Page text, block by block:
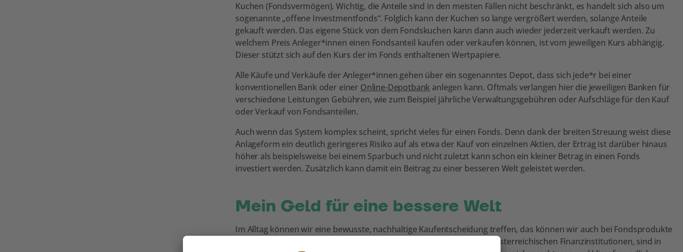
Kuchen (Fondsvermögen). Wichtig, die Anteile sind in den meisten Fällen nicht beschränkt, es handelt sich also um
sogenannte „offene Investmentfonds“. Folglich kann der Kuchen so lange vergrößert werden, solange Anteile
gekauft werden. Das eigene Stück von dem Fondskuchen kann dann auch wieder jederzeit verkauft werden. Zu
welchem Preis Anleger*innen einen Fondsanteil kaufen oder verkaufen können, ist vom jeweiligen Kurs abhängig.
Dieser stützt sich auf den Kurs der im Fonds enthaltenen Wertpapiere.
Alle Käufe und Verkäufe der Anleger*innen gehen über ein sogenanntes Depot, dass sich jede*r bei einer
konventionellen Bank oder einer Online-Depotbank anlegen kann. Oftmals verlangen hier die jeweiligen Banken für
verschiedene Leistungen Gebühren, wie zum Beispiel jährliche Verwaltungsgebühren oder Aufschläge für den Kauf
oder Verkauf von Fondsanteilen.
Auch wenn das System komplex scheint, spricht vieles für einen Fonds. Denn dank der breiten Streuung weist diese
Anlageform ein deutlich geringeres Risiko auf als etwa der Kauf von einzelnen Aktien, der Ertrag ist darüber hinaus
höher als beispielsweise bei einem Sparbuch und nicht zuletzt kann schon ein kleiner Betrag in einen Fonds
investiert werden. Zusätzlich kann damit ein Beitrag zu einer besseren Welt geleistet werden.
Mein Geld für eine bessere Welt
Im Alltag können wir eine bewusste, nachhaltige Kaufentscheidung treffen, das können wir auch bei Fondsprodukte
des verwalteten Vermögens von österreichischen Finanzinstitutionen, sind in